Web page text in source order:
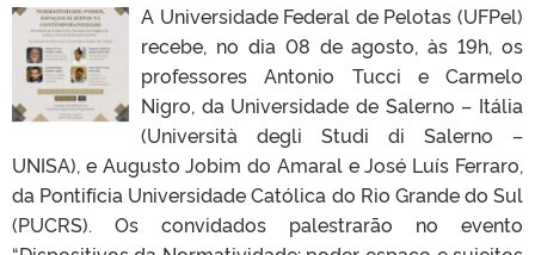
A Universidade Federal de Pelotas (UFPel)
recebe, no dia 08 de agosto, às 19h, os
professores Antonio Tucci e Carmelo
Nigro, da Universidade de Salerno – Itália
(Università degli Studi di Salerno –
UNISA), e Augusto Jobim do Amaral e José Luís Ferraro,
da Pontifícia Universidade Católica do Rio Grande do Sul
(PUCRS). Os convidados palestrarão no evento